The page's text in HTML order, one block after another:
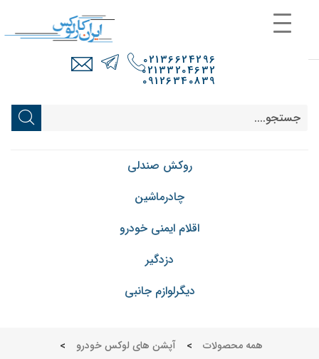
روکش صندلی
چادرماشین
اقلام ایمنی خودرو
دزدگیر
دیگرلوازم جانبی
02136624296
02133204632
09126340839
همه محصولات > آپشن های لوکس خودرو >